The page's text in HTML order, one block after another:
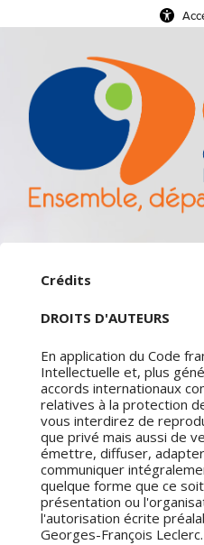
Crédits
DROITS D'AUTEURS
En application du Code
Intellectuelle et, plus
accords internationaux
relatives à la protection
vous interdirez de
que privé mais aussi de
émettre, diffuser,
communiquer
quelque forme que ce
présentation ou
l'autorisation écrite
Georges-François Leclerc.